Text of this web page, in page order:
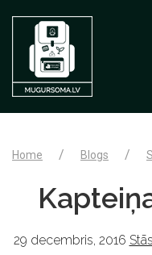
Home Blogs
29 decembris, 2016